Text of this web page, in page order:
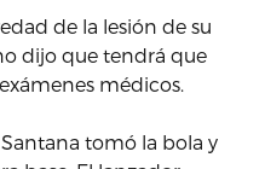
de la lesión de su
dijo que tendrá que
médicos.
tomó la bola y